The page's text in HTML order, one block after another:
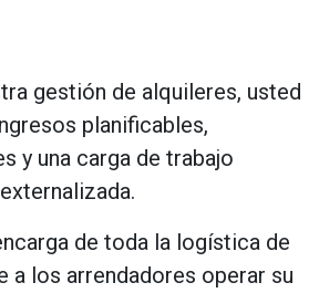
gestión de alquileres, usted
planificables,
y una carga de trabajo
de toda la logística de
a los arrendadores operar su